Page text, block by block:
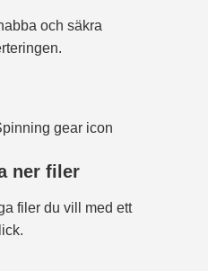
och säkra
ner filer
filer du vill med ett